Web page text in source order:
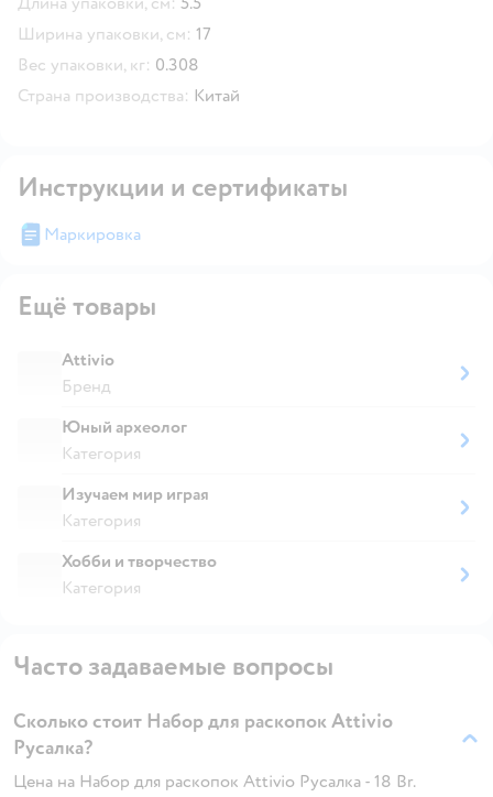
Ширина упаковки, см: 17
Вес упаковки, кг: 0.308
Страна производства: Китай
Инструкции и сертификаты
Маркировка
Ещё товары
Attivio
Бренд
Юный археолог
Категория
Изучаем мир играя
Категория
Хобби и творчество
Категория
Часто задаваемые вопросы
Сколько стоит Набор для раскопок Attivio
Русалка?
Цена на Набор для раскопок Attivio Русалка - 18 Br.